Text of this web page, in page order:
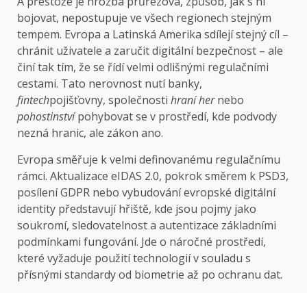
bojovat, nepostupuje ve všech regionech stejným
tempem. Evropa a Latinská Amerika sdílejí stejný cíl –
chránit uživatele a zaručit digitální bezpečnost – ale
činí tak tím, že se řídí velmi odlišnými regulačními
cestami. Tato nerovnost nutí banky,
fintechpojišťovny, společnosti hraní hernebo
pohostinstvípohybovat se v prostředí, kde podvody
nezná hranic, ale zákon ano.
Evropa směřuje k velmi definovanému regulačnímu
rámci. Aktualizace eIDAS 2.0, pokrok směrem k PSD3,
posílení GDPR nebo vybudování evropské digitální
identity představují hřiště, kde jsou pojmy jako
soukromí, sledovatelnost a autentizace základními
podmínkami fungování. Jde o náročné prostředí,
které vyžaduje použití technologií v souladu s
přísnými standardy od biometrie až po ochranu dat.